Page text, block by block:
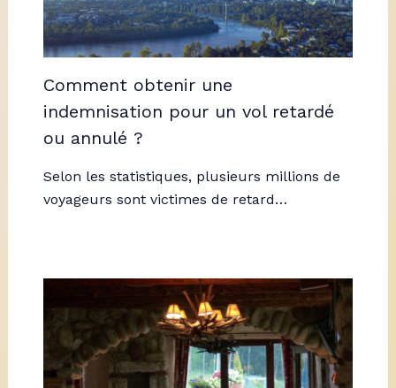
Comment obtenir une
indemnisation pour un vol retardé
ou annulé ?
Selon les statistiques, plusieurs millions de
voyageurs sont victimes de retard…